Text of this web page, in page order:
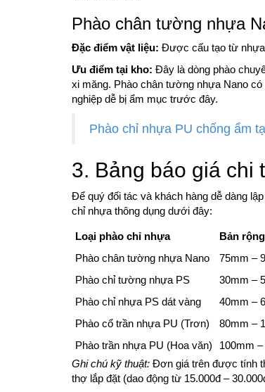
Phào chân tường nhựa
Đặc điểm vật liệu: Được cấu tạo từ
Ưu điểm tại kho: Đây là dòng phào
xi măng. Phào chân tường nhựa Nano
nghiệp dễ bị ẩm mục trước đây.
Phào chỉ nhựa PU chống ẩm
3. Bảng báo giá chi
Để quý đối tác và khách hàng dễ dàng
chỉ nhựa thông dụng dưới đây:
Loại phào chỉ nhựa Bản
Phào chân tường nhựa Nano
75mm –
Phào chỉ tường nhựa PS
30mm –
Phào chỉ nhựa PS dát vàng
40mm –
Phào cổ trần nhựa PU (Trơn)
80mm –
Phào trần nhựa PU (Hoa văn)
100mm
Ghi chú kỹ thuật: Đơn giá trên được tính
thợ lắp đặt (dao động từ 15.000đ –